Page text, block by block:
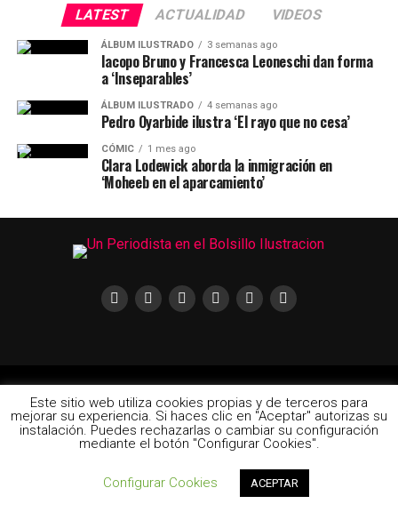
LATEST ACTUALIDAD VIDEOS
ÁLBUM ILUSTRADO 3 semanas ago
Iacopo Bruno y Francesca Leoneschi dan forma
a ‘Inseparables’
ÁLBUM ILUSTRADO 4 semanas ago
Pedro Oyarbide ilustra ‘El rayo que no cesa’
CÓMIC 1 mes ago
Clara Lodewick aborda la inmigración en
‘Moheeb en el aparcamiento’
cada uno de sus autores
Este sitio web utiliza cookies propias y de terceros para
mejorar su experiencia. Si haces clic en "Aceptar" autorizas su
instalación. Puedes rechazarlas o cambiar su configuración
mediante el botón "Configurar Cookies".
Configurar Cookies ACEPTAR